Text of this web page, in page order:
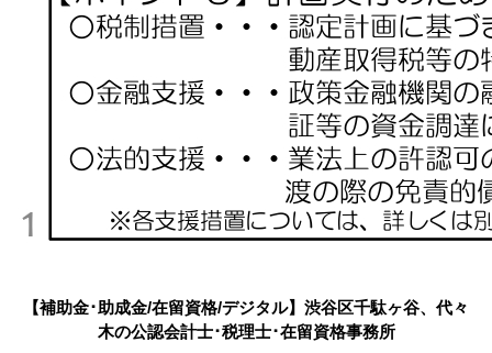
【補助金･助成金/在留資格/デジタル】渋谷区千駄ヶ谷、代々
木の公認会計士･税理士･在留資格事務所